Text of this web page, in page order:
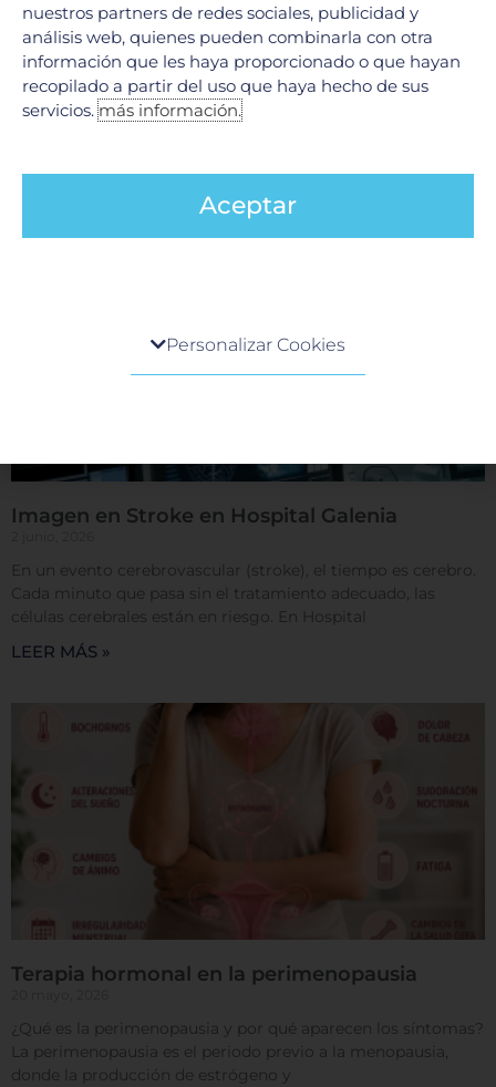
Código stroke en Neurología
9 junio, 2026
En el ámbito de la neurología, existe una máxima ineludible:
Imagen en Stroke en Hospital Galenia
En un evento cerebrovascular (stroke), el tiempo es cerebro.
Cada minuto que pasa sin el tratamiento adecuado, las
células cerebrales están en riesgo. En Hospital
LEER MÁS »
Terapia hormonal en la perimenopausia
¿Qué es la perimenopausia y por qué aparecen los síntomas?
La perimenopausia es el periodo previo a la menopausia,
donde la producción de estrógeno y
nuestros partners de redes sociales, publicidad y
análisis web, quienes pueden combinarla con otra
información que les haya proporcionado o que hayan
recopilado a partir del uso que haya hecho de sus
servicios.más información.
Aceptar
Cuando visita cualquier sitio web, el mismo podría
preferencias o su dispositivo, y se usa
esperado. Por lo general, la información no lo
una experiencia web más personalizada. Ya que
respetamos su derecho a la privacidad, usted puede
escoger no permitirnos usar ciertas cookies. Haga
clic en los encabezados de cada categoría para saber
más y cambiar nuestras configuraciones
algunos tipos de cookies puede afectar su
experiencia en el sitio y los servicios que podemos
Permitir todas
Cookies dirigidas
Personalizar Cookies